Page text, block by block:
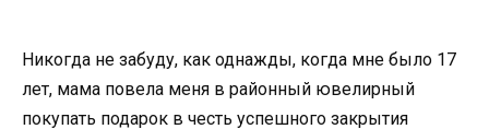
Никогда не забуду, как однажды, когда мне было 17
лет, мама повела меня в районный ювелирный
покупать подарок в честь успешного закрытия